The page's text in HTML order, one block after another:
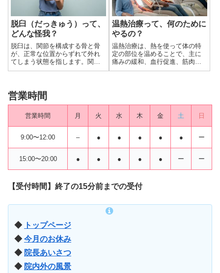
脱臼（だっきゅう）って、
どんな怪我？
脱臼は、関節を構成する骨と骨
が、正常な位置からずれて外れ
てしまう状態を指します。関節
は、骨と骨が靭帯や関節包によ
力によってこの結合が一時的に
失われてしまうのが脱臼です。
温熱治療って、何のために
やるの？
温熱治療は、熱を使って体の特
定の部位を温めることで、主に
痛みの緩和、血行促進、筋肉の
弛緩、そして組織の柔軟性向上
営業時間
営業時間 月 火 水 木 金 土 日
9:00〜12:00 – ● ● ● ● ● ー
15:00〜20:00 ● ● ● ● ● ー ー
【受付時間】終了の15分前までの受付
◆
トップページ
◆ 今月のお休み
◆ 院長あいさつ
◆ 院内外の風景